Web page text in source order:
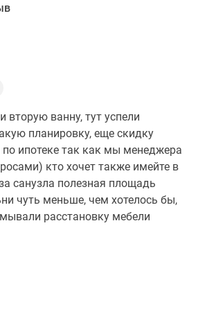
вторую ванну, тут успели
планировку, еще скидку
ипотеке так как мы менеджера
кто хочет также имейте в
санузла полезная площадь
чуть меньше, чем хотелось бы,
расстановку мебели